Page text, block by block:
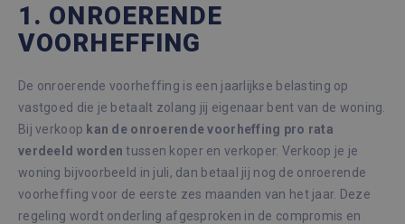
1. ONROERENDE
VOORHEFFING
De onroerende voorheffing is een jaarlijkse belasting op
vastgoed die je betaalt zolang jij eigenaar bent van de woning.
Bij verkoop kan de onroerende voorheffing pro rata
verdeeld worden tussen koper en verkoper. Verkoop je je
woning bijvoorbeeld in juli, dan betaal jij nog de onroerende
voorheffing voor de eerste zes maanden van het jaar. Deze
regeling wordt onderling afgesproken in de compromis en